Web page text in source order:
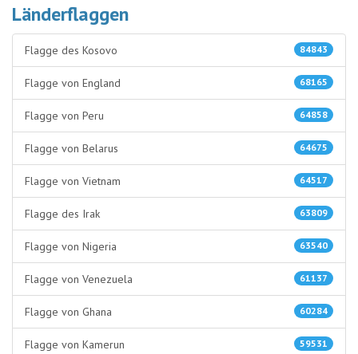
Länderflaggen
84843
Flagge des Kosovo
68165
Flagge von England
64858
Flagge von Peru
64675
Flagge von Belarus
64517
Flagge von Vietnam
63809
Flagge des Irak
63540
Flagge von Nigeria
61137
Flagge von Venezuela
60284
Flagge von Ghana
59531
Flagge von Kamerun